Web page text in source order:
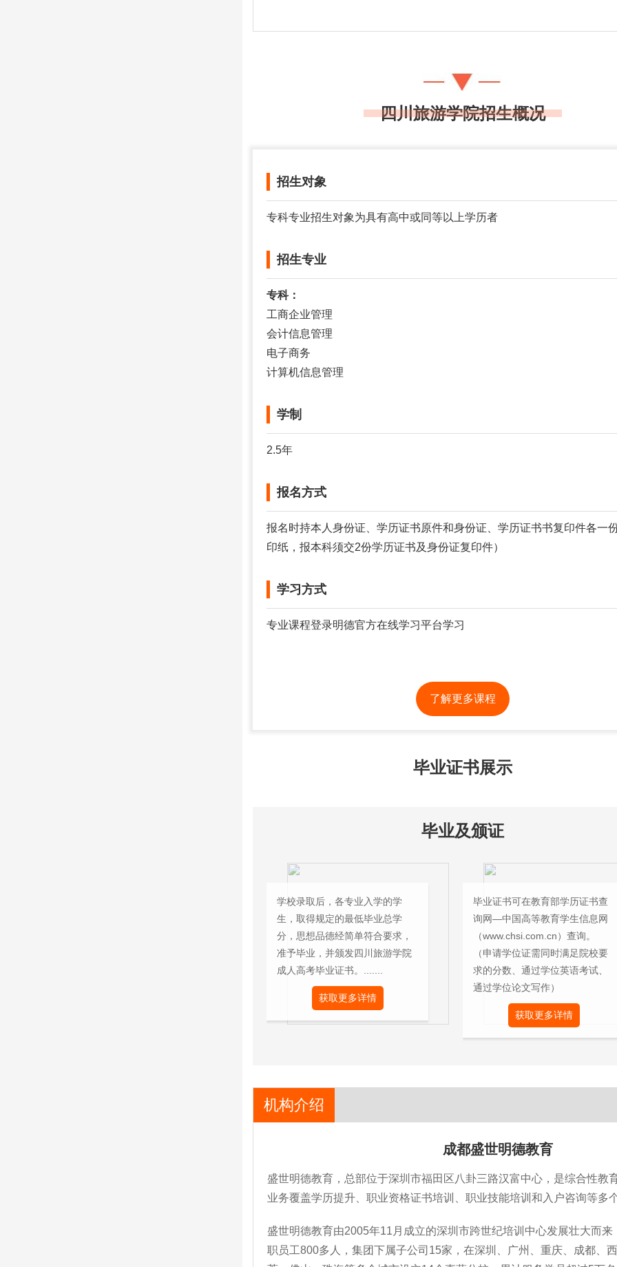
四川旅游学院招生概况
招生对象
专科专业招生对象为具有高中或同等以上学历者
招生专业
专科：
工商企业管理
会计信息管理
电子商务
计算机信息管理
学制
2.5年
报名方式
报名时持本人身份证、学历证书原件和身份证、学历证书书复印件各一
印纸，报本科须交2份学历证书及身份证复印件）
学习方式
专业课程登录明德官方在线学习平台学习
了解更多课程
毕业证书展示
毕业及颁证
学校录取后，各专业入学的学
生，取得规定的最低毕业总学
分，思想品德经简单符合要求，
准予毕业，并颁发四川旅游学院
成人高考毕业证书。.......
获取更多详情
毕业证书可在教育部学历证书查
询网—中国高等教育学生信息网
（www.chsi.com.cn）查询。
（申请学位证需同时满足院校要
求的分数、通过学位英语考试、
通过学位论文写作）
获取更多详情
机构介绍
成都盛世明德教育
盛世明德教育，总部位于深圳市福田区八卦三路汉富中心，是综合性教
业务覆盖学历提升、职业资格证书培训、职业技能培训和入户咨询等多
盛世明德教育由2005年11月成立的深圳市跨世纪培训中心发展壮大而来
职员工800多人，集团下属子公司15家，在深圳、广州、重庆、成都、